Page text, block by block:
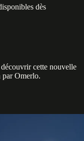
dès
cette nouvelle
par Omerlo.